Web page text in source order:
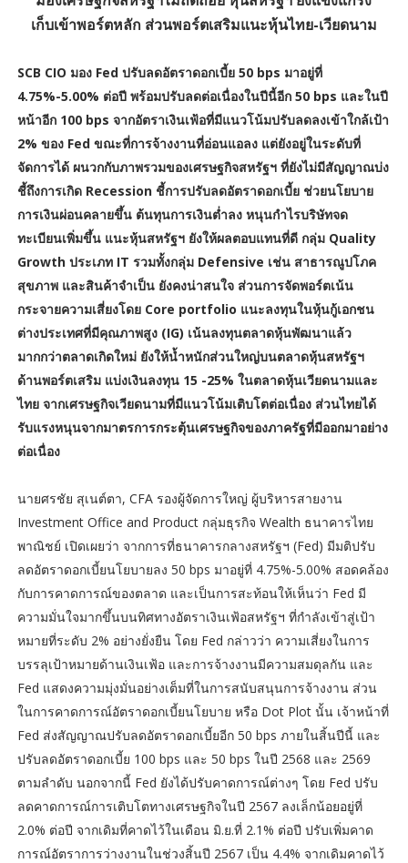
เก็บเข้าพอร์ตหลัก ส่วนพอร์ตเสริมแนะหุ้นไทย-เวียดนาม
SCB CIO มอง Fed ปรับลดอัตราดอกเบี้ย 50 bps มาอยู่ที่
4.75%-5.00% ต่อปี พร้อมปรับลดต่อเนื่องในปีนี้อีก 50 bps และในปี
หน้าอีก 100 bps จากอัตราเงินเฟ้อที่มีแนวโน้มปรับลดลงเข้าใกล้เป้า
2% ของ Fed ขณะที่การจ้างงานที่อ่อนแอลง แต่ยังอยู่ในระดับที่
จัดการได้ ผนวกกับภาพรวมของเศรษฐกิจสหรัฐฯ ที่ยังไม่มีสัญญาณบ่ง
ชี้ถึงการเกิด Recession ชี้การปรับลดอัตราดอกเบี้ย ช่วยนโยบาย
การเงินผ่อนคลายขึ้น ต้นทุนการเงินต่ำลง หนุนกำไรบริษัทจด
ทะเบียนเพิ่มขึ้น แนะหุ้นสหรัฐฯ ยังให้ผลตอบแทนที่ดี กลุ่ม Quality
Growth ประเภท IT รวมทั้งกลุ่ม Defensive เช่น สาธารณูปโภค
สุขภาพ และสินค้าจำเป็น ยังคงน่าสนใจ ส่วนการจัดพอร์ตเน้น
กระจายความเสี่ยงโดย Core portfolio แนะลงทุนในหุ้นกู้เอกชน
ต่างประเทศที่มีคุณภาพสูง (IG) เน้นลงทุนตลาดหุ้นพัฒนาแล้ว
มากกว่าตลาดเกิดใหม่ ยังให้น้ำหนักส่วนใหญ่บนตลาดหุ้นสหรัฐฯ
ด้านพอร์ตเสริม แบ่งเงินลงทุน 15 -25% ในตลาดหุ้นเวียดนามและ
ไทย จากเศรษฐกิจเวียดนามที่มีแนวโน้มเติบโตต่อเนื่อง ส่วนไทยได้
รับแรงหนุนจากมาตรการกระตุ้นเศรษฐกิจของภาครัฐที่มีออกมาอย่าง
ต่อเนื่อง
นายศรชัย สุเนต์ตา, CFA รองผู้จัดการใหญ่ ผู้บริหารสายงาน
Investment Office and Product กลุ่มธุรกิจ Wealth ธนาคารไทย
พาณิชย์ เปิดเผยว่า จากการที่ธนาคารกลางสหรัฐฯ (Fed) มีมติปรับ
ลดอัตราดอกเบี้ยนโยบายลง 50 bps มาอยู่ที่ 4.75%-5.00% สอดคล้อง
กับการคาดการณ์ของตลาด และเป็นการสะท้อนให้เห็นว่า Fed มี
ความมั่นใจมากขึ้นบนทิศทางอัตราเงินเฟ้อสหรัฐฯ ที่กำลังเข้าสู่เป้า
หมายที่ระดับ 2% อย่างยั่งยืน โดย Fed กล่าวว่า ความเสี่ยงในการ
บรรลุเป้าหมายด้านเงินเฟ้อ และการจ้างงานมีความสมดุลกัน และ
Fed แสดงความมุ่งมั่นอย่างเต็มที่ในการสนับสนุนการจ้างงาน ส่วน
ในการคาดการณ์อัตราดอกเบี้ยนโยบาย หรือ Dot Plot นั้น เจ้าหน้าที่
Fed ส่งสัญญาณปรับลดอัตราดอกเบี้ยอีก 50 bps ภายในสิ้นปีนี้ และ
ปรับลดอัตราดอกเบี้ย 100 bps และ 50 bps ในปี 2568 และ 2569
ตามลำดับ นอกจากนี้ Fed ยังได้ปรับคาดการณ์ต่างๆ โดย Fed ปรับ
ลดคาดการณ์การเติบโตทางเศรษฐกิจในปี 2567 ลงเล็กน้อยอยู่ที่
2.0% ต่อปี จากเดิมที่คาดไว้ในเดือน มิ.ย.ที่ 2.1% ต่อปี ปรับเพิ่มคาด
การณ์อัตราการว่างงานในช่วงสิ้นปี 2567 เป็น 4.4% จากเดิมคาดไว้